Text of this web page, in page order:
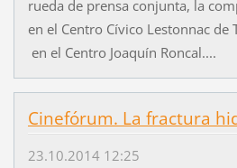
rueda de prensa conjunta, la
en el Centro Cívico Lestonnac de
en el Centro Joaquín Roncal....
Cinefórum. La fractura
23.10.2014 12:25